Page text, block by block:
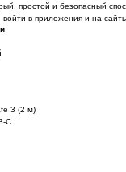
простой и безопасный
войти в приложения и на
3 (2 м)
C